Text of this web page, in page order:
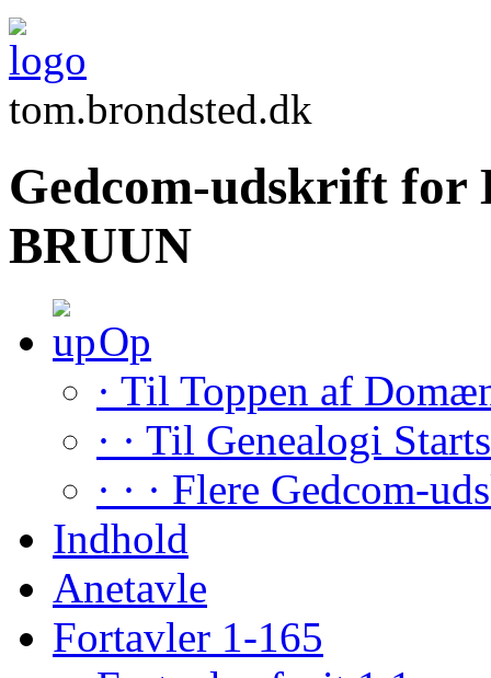
tom.brondsted.dk
Gedcom-udskrift
BRUUN
Op
· Til Toppen af
· · Til Genealogi
· · · Flere Gedcom-
Indhold
Anetavle
Fortavler 1-165